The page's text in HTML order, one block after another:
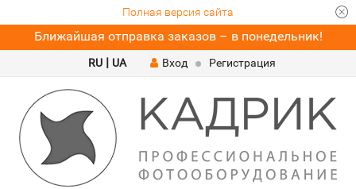
Полная версия сайта
Ближайшая отправка заказов – в понедельник!
RU | UA Вход Регистрация